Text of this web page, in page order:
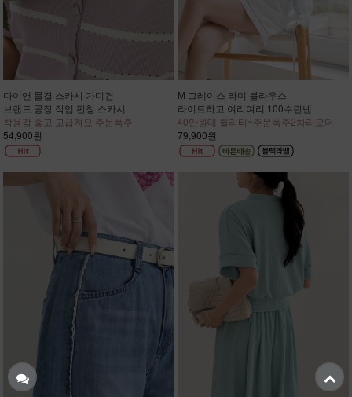
다이앤 물결 스카시 가디건
브랜드 공장 작업 펀칭 스카시
착용감 좋고 고급져요 주문폭주
54,900원
M 그레이스 라미 블라우스
라이트하고 여리여리 100수린넨
40만원대 퀄리티~주문폭주2차리오더
79,900원